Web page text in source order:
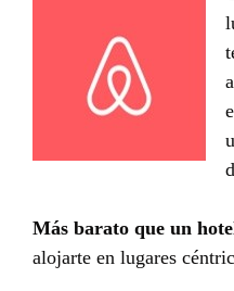
Más barato que un
alojarte en lugares